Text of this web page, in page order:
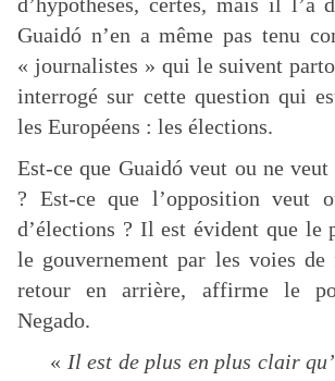
Guaidó n’en a même pas tenu
« journalistes » qui le suivent
interrogé sur cette question qui
les Européens : les élections.
Est-ce que Guaidó veut ou ne veut
? Est-ce que l’opposition veut
d’élections ? Il est évident que le
le gouvernement par les voies de
retour en arrière, affirme le
Negado.
« Il est de plus en plus clair